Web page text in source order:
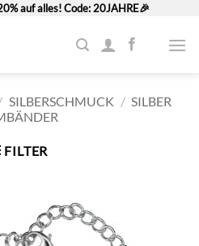
auf alles! Code: 20JAHRE🎉
SILBERSCHMUCK / SILBER
FILTER